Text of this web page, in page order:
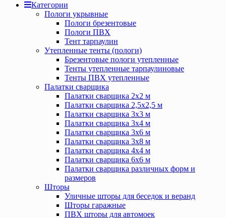
Категории
Пологи укрывные
Пологи брезентовые
Пологи ПВХ
Тент тарпаулин
Утепленные тенты (пологи)
Брезентовые пологи утепленные
Тенты утепленные тарпаулиновые
Тенты ПВХ утепленные
Палатки сварщика
Палатки сварщика 2х2 м
Палатки сварщика 2,5х2,5 м
Палатки сварщика 3х3 м
Палатки сварщика 3х4 м
Палатки сварщика 3х6 м
Палатки сварщика 3х8 м
Палатки сварщика 4х4 м
Палатки сварщика 6х6 м
Палатки сварщика различных форм и
размеров
Шторы
Уличные шторы для беседок и веранд
Шторы гаражные
ПВХ шторы для автомоек